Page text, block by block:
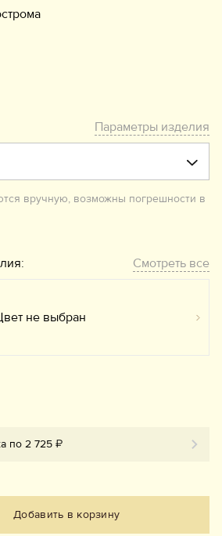
Параметры изделия
вручную, возможны погрешности в
Смотреть все
не выбран
по 2 725 ₽
Добавить в корзину